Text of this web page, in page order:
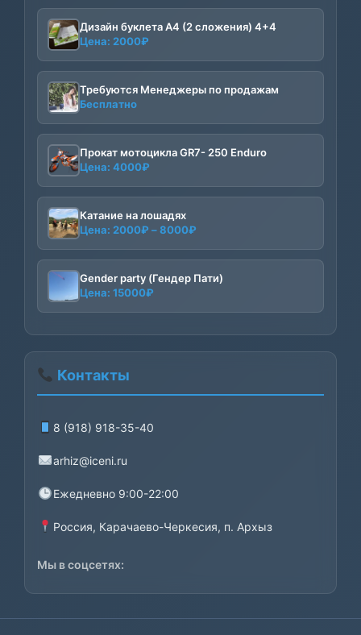
Дизайн буклета А4 (2 сложения) 4+4
Цена: 2000₽
Требуются Менеджеры по продажам
Бесплатно
Прокат мотоцикла GR7- 250 Enduro
Цена: 4000₽
Катание на лошадях
Цена: 2000₽ –8000₽
2000₽
–
Gender party (Гендер Пати)
Цена: 15000₽
Контакты
8 (918) 918-35-40
arhiz@iceni.ru
Ежедневно 9:00-22:00
Россия, Карачаево-Черкесия, п. Архыз
Мы в соцсетях: